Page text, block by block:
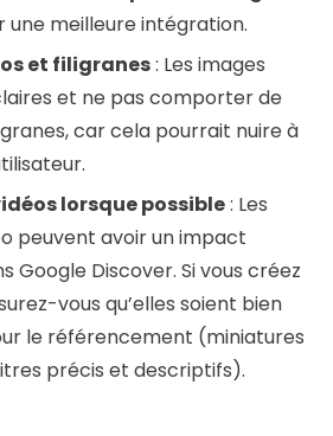
une meilleure intégration.
et filigranes: Les images
et ne pas comporter de
car cela pourrait nuire à
lorsque possible: Les
peuvent avoir un impact
Google Discover. Si vous créez
vous qu’elles soient bien
le référencement (miniatures
précis et descriptifs).